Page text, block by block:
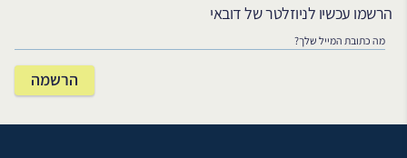
הרשמו עכשיו לניוזלטר של דובאי